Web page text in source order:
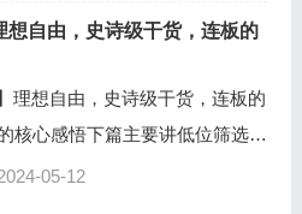
想自由，史诗级干货，连板的
理想自由，史诗级干货，连板的
核心感悟下篇主要讲低位筛选连
本来就又多又乱,太久之前的例
05-12